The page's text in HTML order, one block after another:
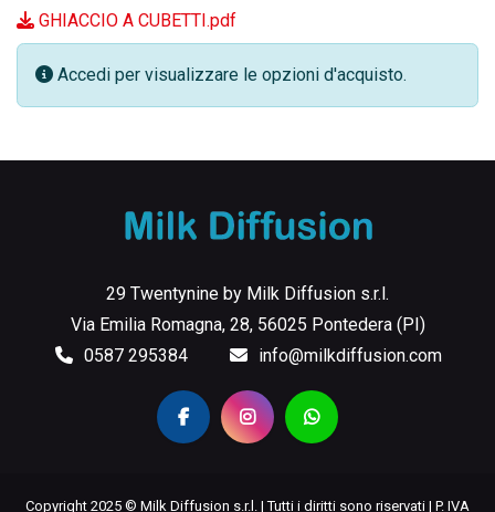
GHIACCIO A CUBETTI.pdf
Accedi per visualizzare le opzioni d'acquisto.
29 Twentynine by Milk Diffusion s.r.l.
Via Emilia Romagna, 28, 56025 Pontedera (PI)
0587 295384
info@milkdiffusion.com
Copyright 2025 © Milk Diffusion s.r.l. | Tutti i diritti sono riservati | P. IVA